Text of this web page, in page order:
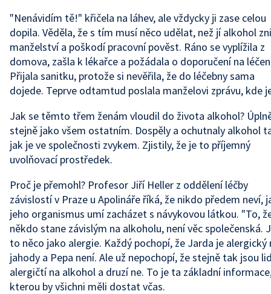
"Nenávidím tě!" křičela na láhev, ale vždycky ji zase celou
dopila. Věděla, že s tím musí něco udělat, než jí alkohol
manželství a poškodí pracovní pověst. Ráno se vyplížila z
domova, zašla k lékařce a požádala o doporučení na
Přijala sanitku, protože si nevěřila, že do léčebny sama
dojede. Teprve odtamtud poslala manželovi zprávu, kde
Jak se těmto třem ženám vloudil do života alkohol?
stejně jako všem ostatním. Dospěly a ochutnaly alkohol
jak je ve společnosti zvykem. Zjistily, že je to příjemný
uvolňovací prostředek.
Proč je přemohl? Profesor Jiří Heller z oddělení léčby
závislostí v Praze u Apolináře říká, že nikdo předem neví,
jeho organismus umí zacházet s návykovou látkou. "To,
někdo stane závislým na alkoholu, není věc společenská.
to něco jako alergie. Každý pochopí, že Jarda je alergický
jahody a Pepa není. Ale už nepochopí, že stejně tak jsou
alergičtí na alkohol a druzí ne. To je ta základní
kterou by všichni měli dostat včas.